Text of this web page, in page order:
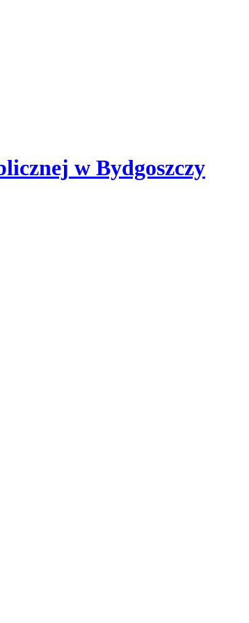
w Bydgoszczy